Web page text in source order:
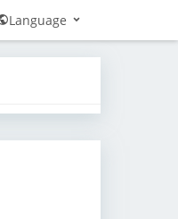
Language